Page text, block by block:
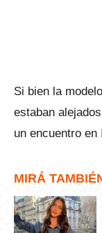
Si bien la
estaban
un encuentro en
MIRÁ